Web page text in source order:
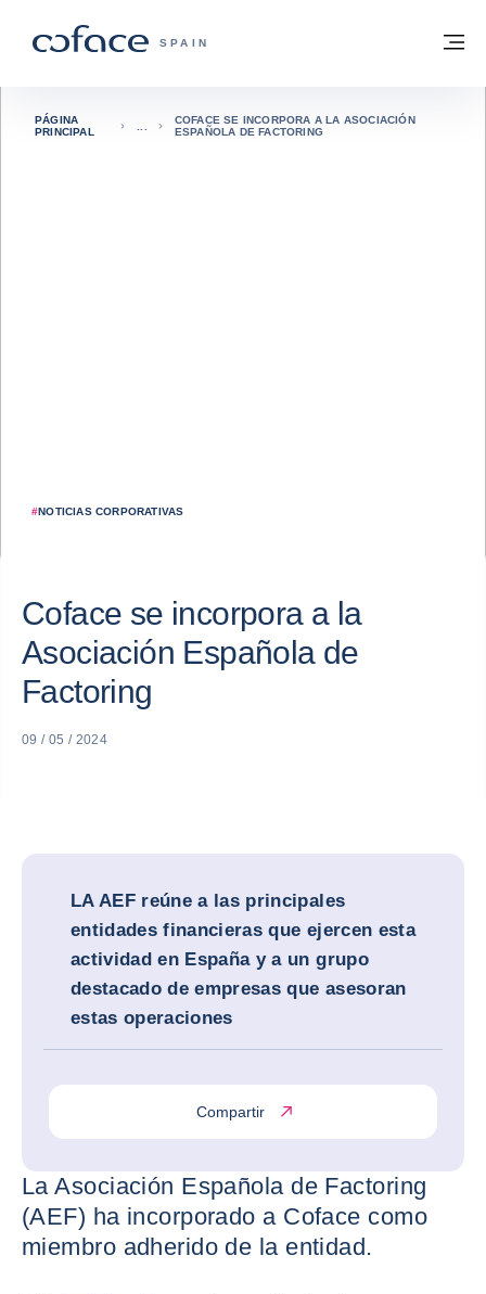
COFACE - FOR TRADE
SPAIN
Volver a la página principal
#NOTICIAS CORPORATIVAS
PÁGINA
PRINCIPAL
COFACE SE INCORPORA A LA ASOCIACIÓN
ESPAÑOLA DE FACTORING
Coface se incorpora a la
Asociación Española de
Factoring
09 / 05 / 2024
LA AEF reúne a las principales
entidades financieras que ejercen esta
actividad en España y a un grupo
destacado de empresas que asesoran
estas operaciones
Compartir
La Asociación Española de Factoring
(AEF) ha incorporado a Coface como
miembro adherido de la entidad.